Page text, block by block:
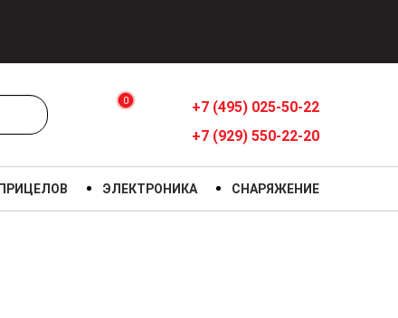
0
+7 (495) 025-50-22
+7 (929) 550-22-20
ЭЛЕКТРОНИКА СНАРЯЖЕНИЕ